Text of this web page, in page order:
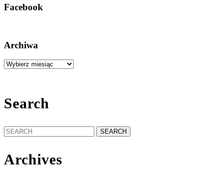
Facebook
Archiwa
Archiwa
Search
Search
for:
Archives